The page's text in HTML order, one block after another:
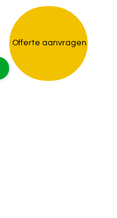
Offerte aanvragen